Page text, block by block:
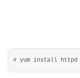
# yum install httpd